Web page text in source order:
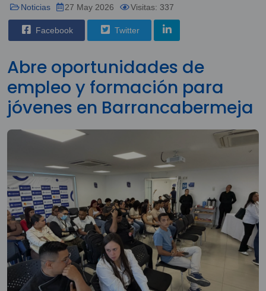
Noticias 27 May 2026 Visitas: 337
Facebook Twitter
Abre oportunidades de
empleo y formación para
jóvenes en Barrancabermeja